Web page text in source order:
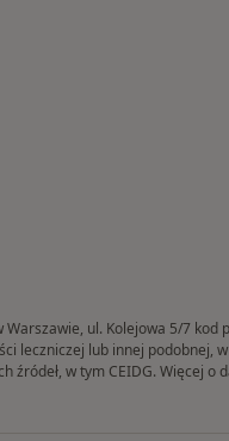
ul. Kolejowa 5/7 kod
leczniczej lub innej podobnej,
w tym CEIDG. Więcej o